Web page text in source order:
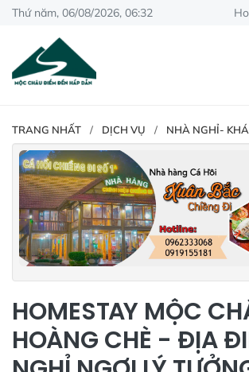
Thứ năm, 06/08/2026, 06:32
TRANG NHẤT DỊCH VỤ NHÀ NGHỈ-
HOMESTAY MỘC
HOÀNG CHÈ - ĐỊA